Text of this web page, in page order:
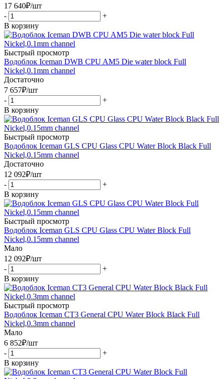
17 640₽/шт
-
+
В корзину
Быстрый просмотр
Водоблок Iceman DWB CPU AM5 Die water block Full
Nickel,0.1mm channel
Достаточно
7 657₽/шт
-
+
В корзину
Быстрый просмотр
Водоблок Iceman GLS CPU Glass CPU Water Block Black Full
Nickel,0.15mm channel
Достаточно
12 092₽/шт
-
+
В корзину
Быстрый просмотр
Водоблок Iceman GLS CPU Glass CPU Water Block Full
Nickel,0.15mm channel
Мало
12 092₽/шт
-
+
В корзину
Быстрый просмотр
Водоблок Iceman CT3 General CPU Water Block Black Full
Nickel,0.3mm channel
Мало
6 852₽/шт
-
+
В корзину